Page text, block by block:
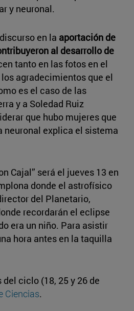
y neuronal.
en la aportación de
al desarrollo de
tanto en las fotos en el
agradecimientos que el
es el caso de las
y a Soledad Ruiz
que hubo mujeres que
neuronal explica el sistema
Cajal” será el jueves 13 en
donde el astrofísico
del Planetario,
recordarán el eclipse
era un niño. Para asistir
hora antes en la taquilla
ciclo (18, 25 y 26 de
Ciencias.